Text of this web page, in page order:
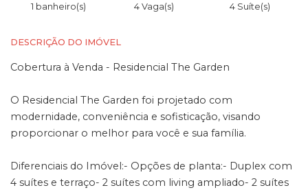
1 banheiro(s) 4 Vaga(s) 4 Suíte(s)
DESCRIÇÃO DO IMÓVEL
Cobertura à Venda - Residencial The Garden
O Residencial The Garden foi projetado com
modernidade, conveniência e sofisticação, visando
proporcionar o melhor para você e sua família.
Diferenciais do Imóvel:- Opções de planta:- Duplex com
4 suítes e terraço- 2 suítes com living ampliado- 2 suítes